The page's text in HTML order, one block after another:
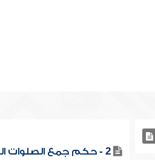
2 - حكم جمع